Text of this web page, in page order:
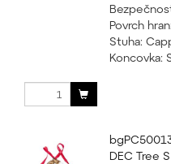
Povrch
Stuha:
Koncovka:
DEC Tree S